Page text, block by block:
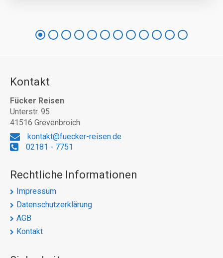
Kontakt
Fücker Reisen
Unterstr. 95
41516 Grevenbroich
kontakt@fuecker-reisen.de
02181 - 7751
Rechtliche Informationen
Impressum
Datenschutzerklärung
AGB
Kontakt